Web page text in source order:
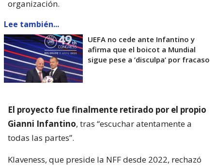
organización.
Lee también...
UEFA no cede ante Infantino y
afirma que el boicot a Mundial
sigue pese a ’disculpa’ por fracaso
El proyecto fue finalmente retirado por el propio
Gianni Infantino, tras “escuchar atentamente a
todas las partes”.
Klaveness, que preside la NFF desde 2022, rechazó